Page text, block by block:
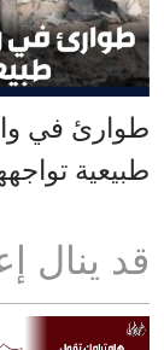
طوارئ في
طبيعية
قد ينال